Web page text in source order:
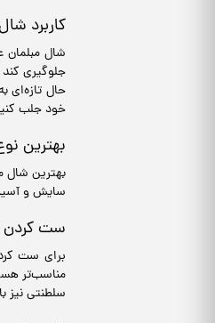
کاربرد
شال مبلمان
جلوگیری
حال تازه‌ای
خود جلب
بهترین
بهترین شال
سایش و
ست کردن
برای ست
مناسب‌تر
سلطنتی نیز